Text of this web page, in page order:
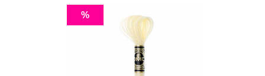
%